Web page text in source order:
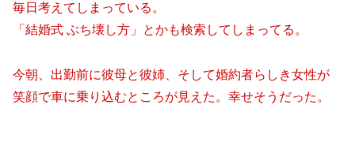
毎日考えてしまっている。
「結婚式 ぶち壊し方」とかも検索してしまってる。
今朝、出勤前に彼母と彼姉、そして婚約者らしき女性が
笑顔で車に乗り込むところが見えた。幸せそうだった。